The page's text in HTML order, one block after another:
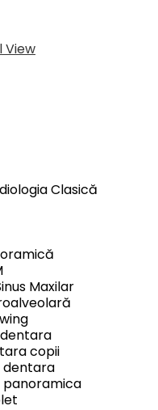
Clasică
Maxilar
copii
dentara
panoramica